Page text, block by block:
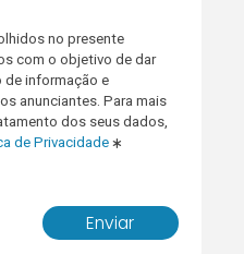
no presente
com o objetivo de dar
de informação e
anunciantes. Para mais
dos seus dados,
de Privacidade
Enviar